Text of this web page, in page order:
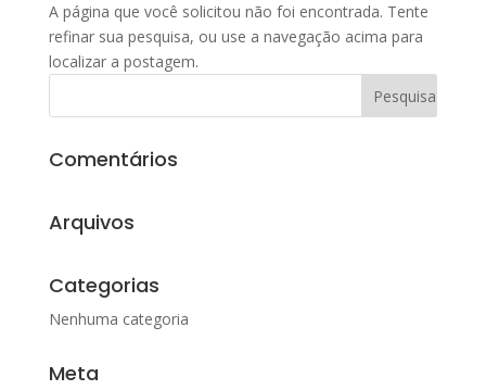
A página que você solicitou não foi encontrada. Tente
refinar sua pesquisa, ou use a navegação acima para
localizar a postagem.
Comentários
Arquivos
Categorias
Nenhuma categoria
Meta